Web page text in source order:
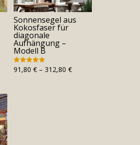
€
Sonnensegel aus
Kokosfaser für
diagonale
Aufhängung –
Modell B
Bewertet mit
4.95
91,80€ –312,80€Preisspanne: